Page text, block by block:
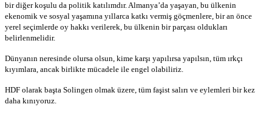
bir diğer koşulu da politik katılımdır.Almanya’da yaşayan, bu ülkenin
ekenomik ve sosyal yaşamına yıllarca katkı vermiş göçmenlere, bir an önce
yerel seçimlerde oy hakkı verilerek, bu ülkenin bir parçası oldukları
belirlenmelidir.
Dünyanın neresinde olursa olsun, kime karşı yapılırsa yapılsın, tüm ırkçı
kıyımlara, ancak birlikte mücadele ile engel olabiliriz.
HDF olarak başta Solingen olmak üzere, tüm faşist salırı ve eylemleri bir kez
daha kınıyoruz.